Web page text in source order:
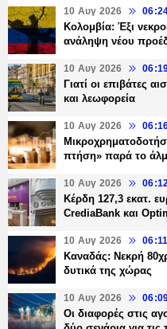
10 Αυγ 2026
Κολομβία: Έξι
ανάληψη νέου
10 Αυγ 2026
Γιατί οι επιβάτες
και λεωφορεία
10 Αυγ 2026
πτήση» παρά το
10 Αυγ 2026
Κέρδη 127,3 εκατ.
CrediaBank και
10 Αυγ 2026 06:11
Καναδάς: Νεκρή
δυτικά της χώρας
10 Αυγ 2026
Οι διαφορές στις